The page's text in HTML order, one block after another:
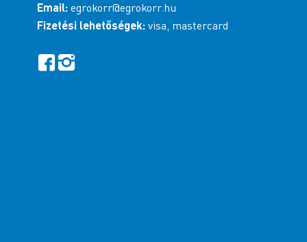
Email: egrokorr@egrokorr.hu
Fizetési lehetőségek: visa, mastercard